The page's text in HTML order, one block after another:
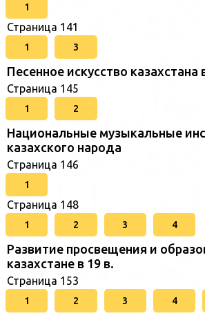
1
Страница 141
1 3
Песенное искусство казахстана
Страница 145
1 2
Национальные музыкальные
казахского народа
Страница 146
1
Страница 148
1 2 3 4
Развитие просвещения и
казахстане в 19 в.
Страница 153
1 2 3 4